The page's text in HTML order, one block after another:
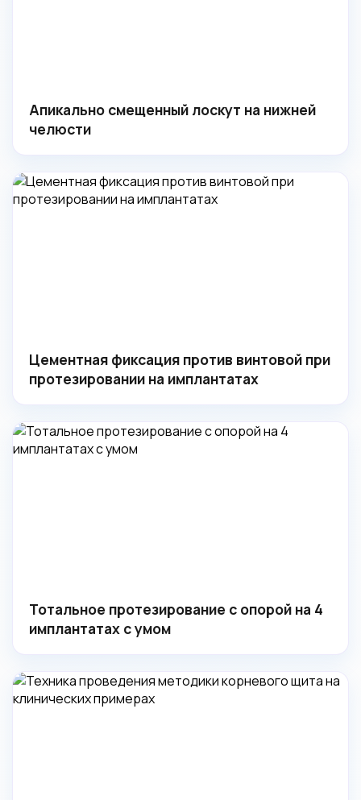
Апикально смещенный лоскут на нижней
челюсти
Цементная фиксация против винтовой при
протезировании на имплантатах
Тотальное протезирование с опорой на 4
имплантатах с умом